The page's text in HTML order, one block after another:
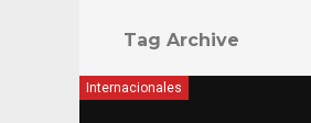
Tag Archive
Internacionales